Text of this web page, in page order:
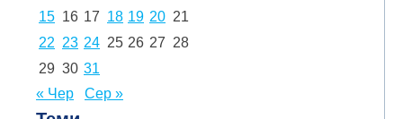
15 16 17 18 19 20 21
22 23 24 25 26 27 28
29 30 31
« Чер
Сер »